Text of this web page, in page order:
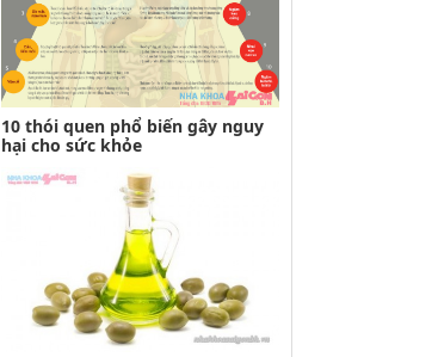
10 thói quen phổ biến gây nguy
hại cho sức khỏe